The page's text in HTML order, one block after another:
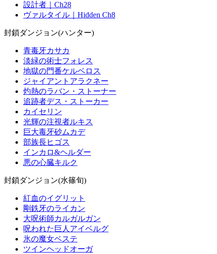
設計者｜Ch28
ヴァルタイル｜Hidden Ch8
封鎖ダンジョン(ハンター)
青毒牙カサカ
淡緑の術士フォレス
地獄の門番ケルベロス
ジャイアントアラクネー
灼熱のラバン・ストーナー
追跡者デス・ストーカー
カイセリン
光輝の注視者ルキス
巨大毒牙砂ムカデ
部族長ヒゴス
インカロ&ヘルダー
悪の心臓キルク
封鎖ダンジョン(水篠旬)
紅血のイグリット
剛鉄牙のライカン
大呪術師カルガルガン
呪われた巨人アイベルグ
氷の魔女ベステ
ツインヘッドオーガ